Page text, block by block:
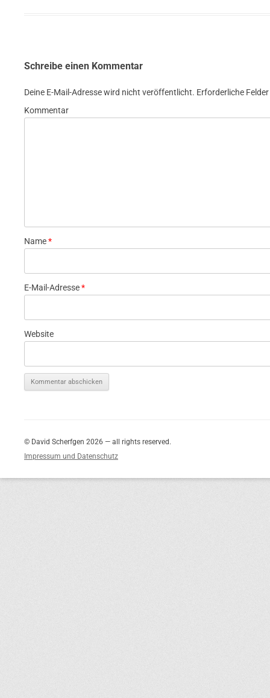
Schreibe einen Kommentar
Deine E-Mail-Adresse wird nicht veröffentlicht. Erforderliche
Kommentar
Name*
E-Mail-Adresse*
Website
© David Scherfgen 2026 — all rights reserved.
Impressum und Datenschutz